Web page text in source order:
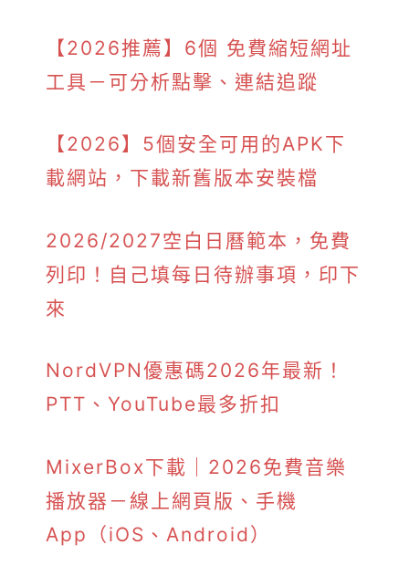
【2026推薦】6個 免費縮短網址
工具－可分析點擊、連結追蹤
【2026】5個安全可用的APK下
載網站，下載新舊版本安裝檔
2026/2027空白日曆範本，免費
列印！自己填每日待辦事項，印下
來
NordVPN優惠碼2026年最新！
PTT、YouTube最多折扣
MixerBox下載｜2026免費音樂
播放器－線上網頁版、手機
App（iOS、Android）